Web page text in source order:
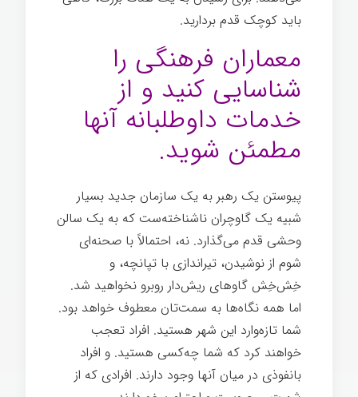
باید کوچک قدم بردارید.
معماران فرهنگی را
شناسایی کنید و از
خدمات داوطلبانه آنها
مطمئن شوید.
پیوستن یک رهبر به یک سازمان جدید بسیار
شبیه یک گاوچران ناشناخته‌ست که به یک سالن
وحشی قدم می‌گذارد. نه، احتمالاً با صحنه‌ای
شوم از نوشیدن، تیراندازی با تپانچه، و
خِش‌خِش گاوهای ریش‌دار روبرو نخواهید شد.
اما همه نگاه‌ها به سمت‌تان معطوف خواهد بود.
شما تازه‌وارد این شهر هستید. افراد تعجب
خواهند کرد که شما چه‌کسی هستید. و افراد
بانفوذی در میان آنها وجود دارند. افرادی که از